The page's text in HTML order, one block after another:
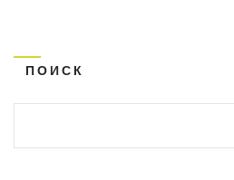
— помочь рыбакам
закон.
ПОИСК